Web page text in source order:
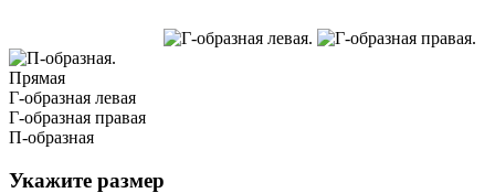
Прямая
Г-образная левая
Г-образная правая
П-образная
Укажите размер